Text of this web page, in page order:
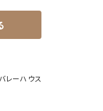
ーハウス